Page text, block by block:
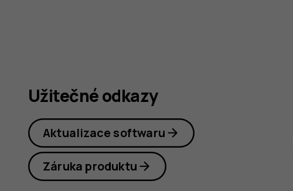
Užitečné odkazy
Aktualizace softwaru
Záruka produktu